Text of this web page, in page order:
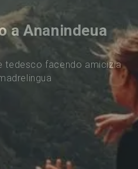
a Ananindeua
tedesco facendo amicizia